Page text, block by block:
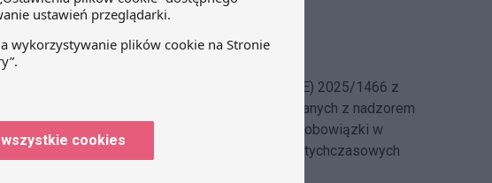
Rozporządzenie wykonawcze Komisji (UE) 2025/1466 z
(UE) nr 520/2012 w sprawie działań związanych z nadzorem
na firmy farmaceutyczne m.in. dodatkowe obowiązki w
się z koniecznością wprowadzenia zmian do dotychczasowych
cookies